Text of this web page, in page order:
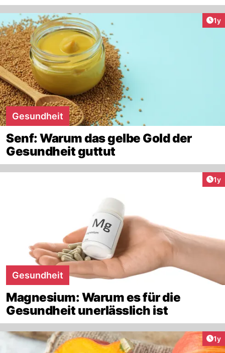
1y
Gesundheit
Senf: Warum das gelbe Gold der
Gesundheit guttut
1y
Gesundheit
Magnesium: Warum es für die
Gesundheit unerlässlich ist
1y